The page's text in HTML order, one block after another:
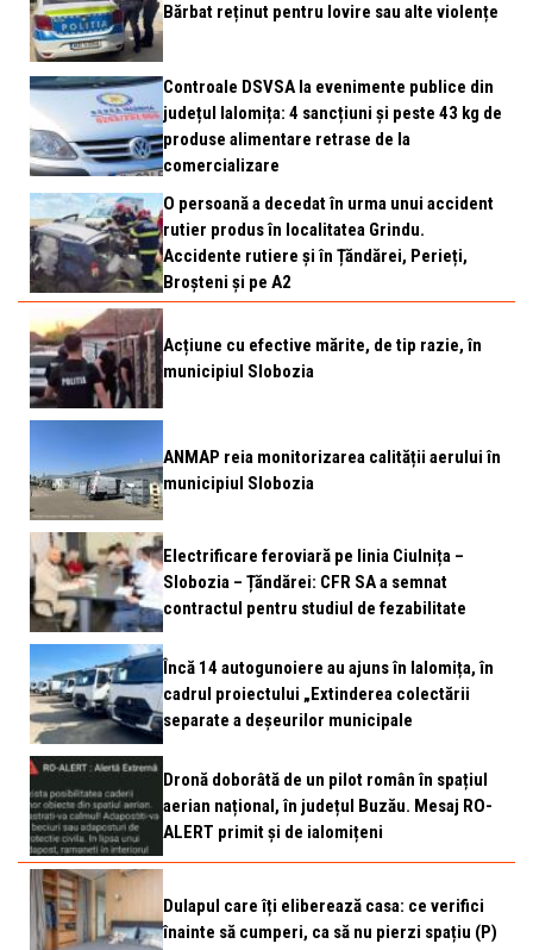
Bărbat reținut pentru lovire sau alte violențe
Controale DSVSA la evenimente publice din
județul Ialomița: 4 sancțiuni și peste 43 kg de
produse alimentare retrase de la
comercializare
O persoană a decedat în urma unui accident
rutier produs în localitatea Grindu.
Accidente rutiere și în Țăndărei, Perieți,
Broșteni și pe A2
Acțiune cu efective mărite, de tip razie, în
municipiul Slobozia
ANMAP reia monitorizarea calității aerului în
municipiul Slobozia
Electrificare feroviară pe linia Ciulnița –
Slobozia – Țăndărei: CFR SA a semnat
contractul pentru studiul de fezabilitate
Încă 14 autogunoiere au ajuns în Ialomița, în
cadrul proiectului „Extinderea colectării
separate a deșeurilor municipale
Dronă doborâtă de un pilot român în spațiul
aerian național, în județul Buzău. Mesaj RO-
ALERT primit și de ialomițeni
Dulapul care îți eliberează casa: ce verifici
înainte să cumperi, ca să nu pierzi spațiu (P)